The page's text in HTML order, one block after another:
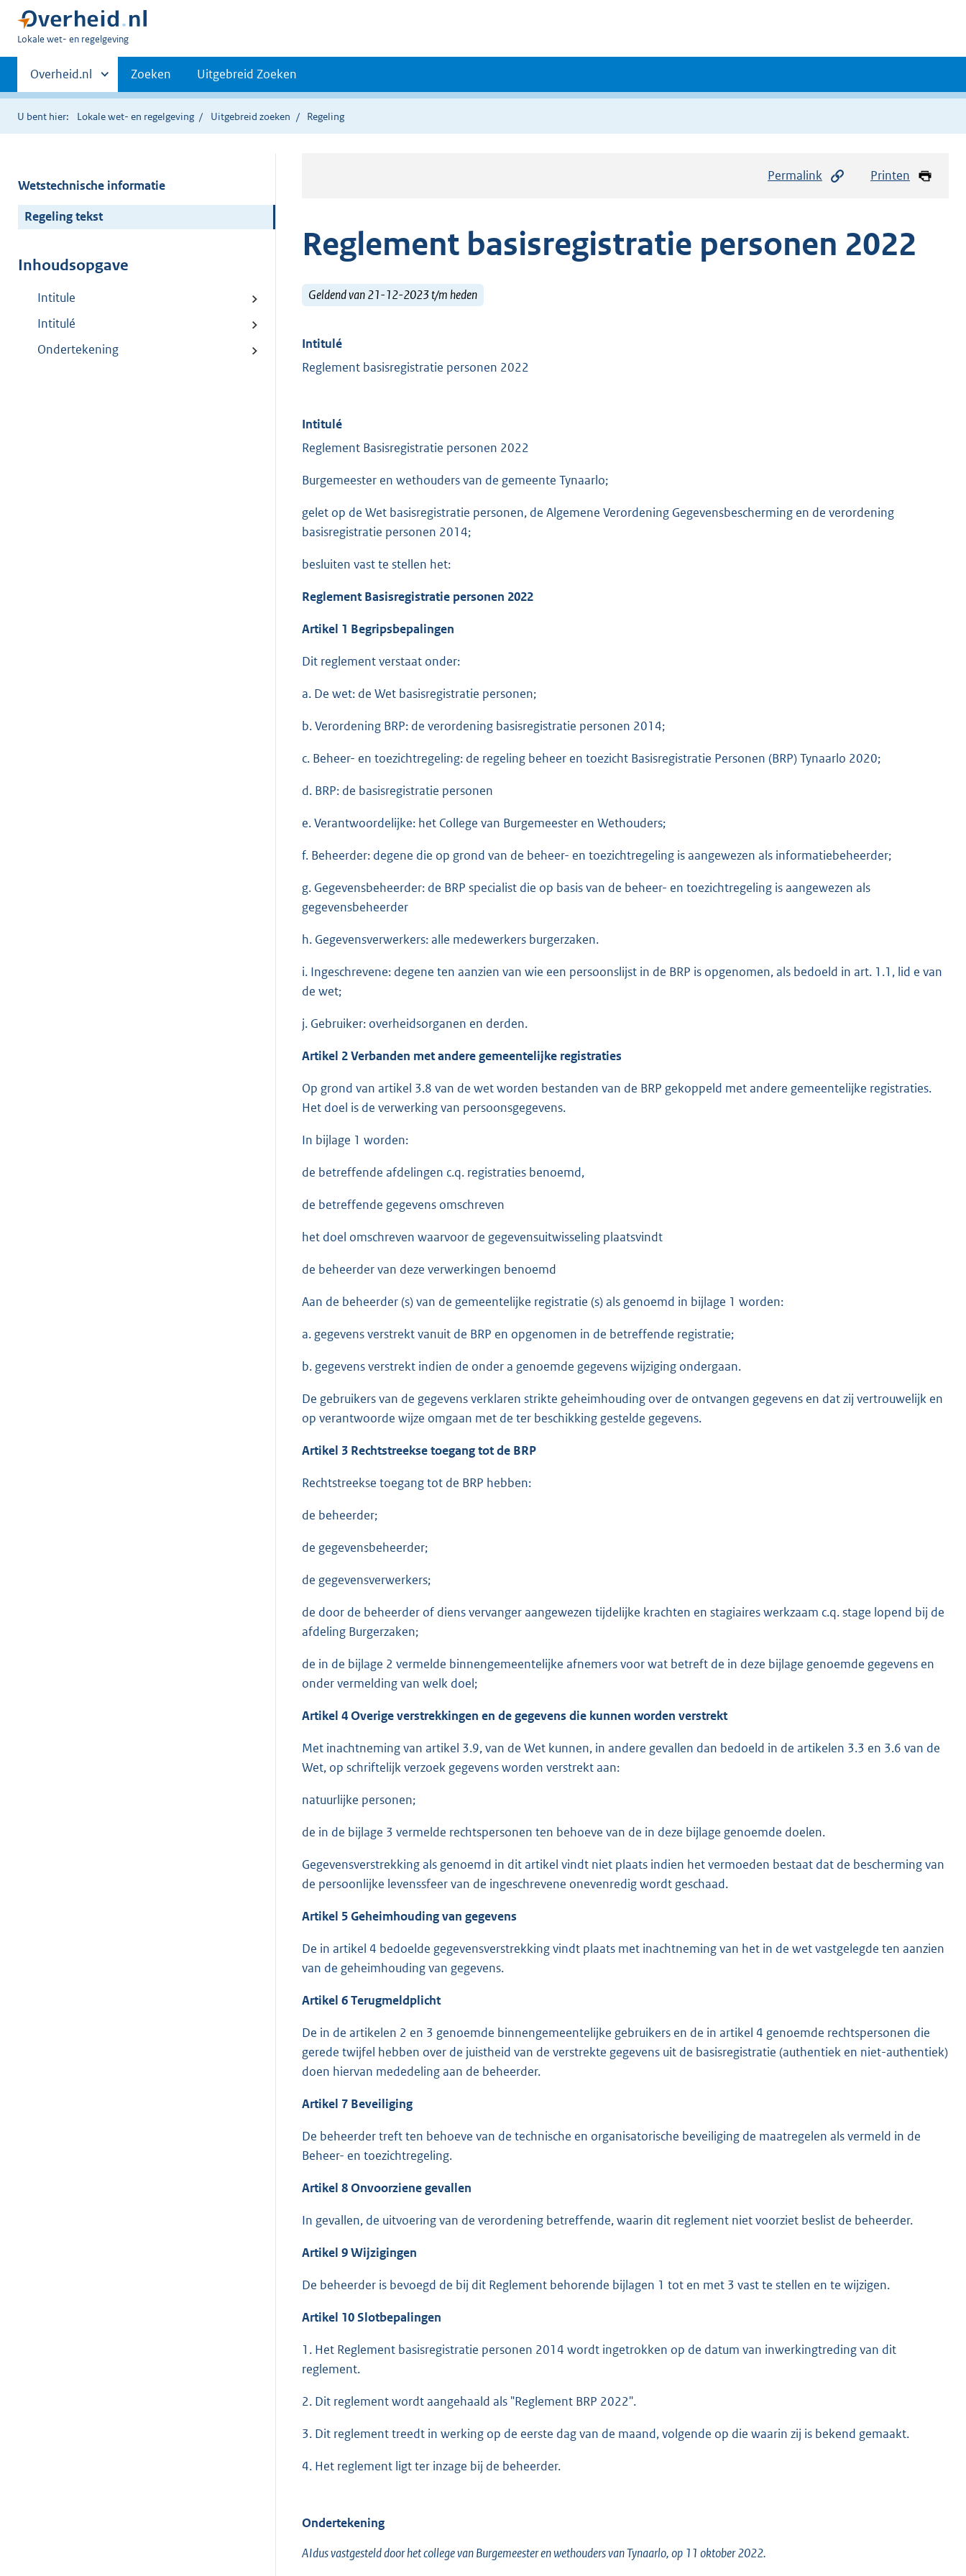
U
hier:
Lokale wet- en regelgeving
Primaire
navigatie
Andere
sites
binnen
Overheid.nl Zoeken Uitgebreid Zoeken
U bent hier: Lokale wet- en regelgeving Uitgebreid zoeken Regeling
Wetstechnische informatie
Regeling tekst
Inhoudsopgave
Intitule
Intitulé
Ondertekening
Permalink Printen
Reglement basisregistratie personen 2022
Geldend van 21-12-2023 t/m heden
Intitulé
Reglement basisregistratie personen 2022
Intitulé
Reglement Basisregistratie personen 2022
Burgemeester en wethouders van de gemeente Tynaarlo;
gelet op de Wet basisregistratie personen, de Algemene Verordening Gegevensbescherming en de verordening
basisregistratie personen 2014;
besluiten vast te stellen het:
Reglement Basisregistratie personen 2022
Artikel 1 Begripsbepalingen
Dit reglement verstaat onder:
a. De wet: de Wet basisregistratie personen;
b. Verordening BRP: de verordening basisregistratie personen 2014;
c. Beheer- en toezichtregeling: de regeling beheer en toezicht Basisregistratie Personen (BRP) Tynaarlo 2020;
d. BRP: de basisregistratie personen
e. Verantwoordelijke: het College van Burgemeester en Wethouders;
f. Beheerder: degene die op grond van de beheer- en toezichtregeling is aangewezen als informatiebeheerder;
g. Gegevensbeheerder: de BRP specialist die op basis van de beheer- en toezichtregeling is aangewezen als
gegevensbeheerder
h. Gegevensverwerkers: alle medewerkers burgerzaken.
i. Ingeschrevene: degene ten aanzien van wie een persoonslijst in de BRP is opgenomen, als bedoeld in art. 1.1, lid e van
de wet;
j. Gebruiker: overheidsorganen en derden.
Artikel 2 Verbanden met andere gemeentelijke registraties
Op grond van artikel 3.8 van de wet worden bestanden van de BRP gekoppeld met andere gemeentelijke registraties.
Het doel is de verwerking van persoonsgegevens.
In bijlage 1 worden:
de betreffende afdelingen c.q. registraties benoemd,
de betreffende gegevens omschreven
het doel omschreven waarvoor de gegevensuitwisseling plaatsvindt
de beheerder van deze verwerkingen benoemd
Aan de beheerder (s) van de gemeentelijke registratie (s) als genoemd in bijlage 1 worden:
a. gegevens verstrekt vanuit de BRP en opgenomen in de betreffende registratie;
b. gegevens verstrekt indien de onder a genoemde gegevens wijziging ondergaan.
De gebruikers van de gegevens verklaren strikte geheimhouding over de ontvangen gegevens en dat zij vertrouwelijk en
op verantwoorde wijze omgaan met de ter beschikking gestelde gegevens.
Artikel 3 Rechtstreekse toegang tot de BRP
Rechtstreekse toegang tot de BRP hebben:
de beheerder;
de gegevensbeheerder;
de gegevensverwerkers;
de door de beheerder of diens vervanger aangewezen tijdelijke krachten en stagiaires werkzaam c.q. stage lopend bij de
afdeling Burgerzaken;
de in de bijlage 2 vermelde binnengemeentelijke afnemers voor wat betreft de in deze bijlage genoemde gegevens en
onder vermelding van welk doel;
Artikel 4 Overige verstrekkingen en de gegevens die kunnen worden verstrekt
Met inachtneming van artikel 3.9, van de Wet kunnen, in andere gevallen dan bedoeld in de artikelen 3.3 en 3.6 van de
Wet, op schriftelijk verzoek gegevens worden verstrekt aan:
natuurlijke personen;
de in de bijlage 3 vermelde rechtspersonen ten behoeve van de in deze bijlage genoemde doelen.
Gegevensverstrekking als genoemd in dit artikel vindt niet plaats indien het vermoeden bestaat dat de bescherming van
de persoonlijke levenssfeer van de ingeschrevene onevenredig wordt geschaad.
Artikel 5 Geheimhouding van gegevens
De in artikel 4 bedoelde gegevensverstrekking vindt plaats met inachtneming van het in de wet vastgelegde ten aanzien
van de geheimhouding van gegevens.
Artikel 6 Terugmeldplicht
De in de artikelen 2 en 3 genoemde binnengemeentelijke gebruikers en de in artikel 4 genoemde rechtspersonen die
gerede twijfel hebben over de juistheid van de verstrekte gegevens uit de basisregistratie (authentiek en niet-authentiek)
doen hiervan mededeling aan de beheerder.
Artikel 7 Beveiliging
De beheerder treft ten behoeve van de technische en organisatorische beveiliging de maatregelen als vermeld in de
Beheer- en toezichtregeling.
Artikel 8 Onvoorziene gevallen
In gevallen, de uitvoering van de verordening betreffende, waarin dit reglement niet voorziet beslist de beheerder.
Artikel 9 Wijzigingen
De beheerder is bevoegd de bij dit Reglement behorende bijlagen 1 tot en met 3 vast te stellen en te wijzigen.
Artikel 10 Slotbepalingen
1. Het Reglement basisregistratie personen 2014 wordt ingetrokken op de datum van inwerkingtreding van dit
reglement.
2. Dit reglement wordt aangehaald als "Reglement BRP 2022".
3. Dit reglement treedt in werking op de eerste dag van de maand, volgende op die waarin zij is bekend gemaakt.
4. Het reglement ligt ter inzage bij de beheerder.
Ondertekening
AIdus vastgesteld door het college van Burgemeester en wethouders van Tynaarlo, op 11 oktober 2022.